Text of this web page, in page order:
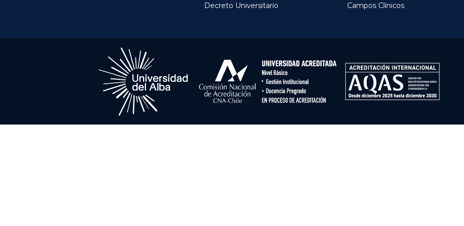
Decreto Universitario
Campos Clínicos